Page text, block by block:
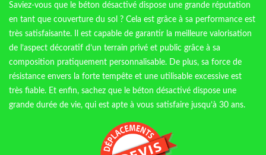
Saviez-vous que le béton désactivé dispose une grande réputation
en tant que couverture du sol ? Cela est grâce à sa performance est
très satisfaisante. Il est capable de garantir la meilleure valorisation
de l’aspect décoratif d’un terrain privé et public grâce à sa
composition pratiquement personnalisable. De plus, sa force de
résistance envers la forte tempête et une utilisable excessive est
très fiable. Et enfin, sachez que le béton désactivé dispose une
grande durée de vie, qui est apte à vous satisfaire jusqu’à 30 ans.